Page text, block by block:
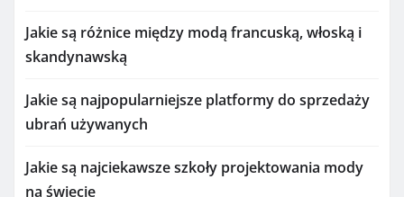
Jakie są różnice między modą francuską, włoską i
skandynawską
Jakie są najpopularniejsze platformy do sprzedaży
ubrań używanych
Jakie są najciekawsze szkoły projektowania mody
na świecie